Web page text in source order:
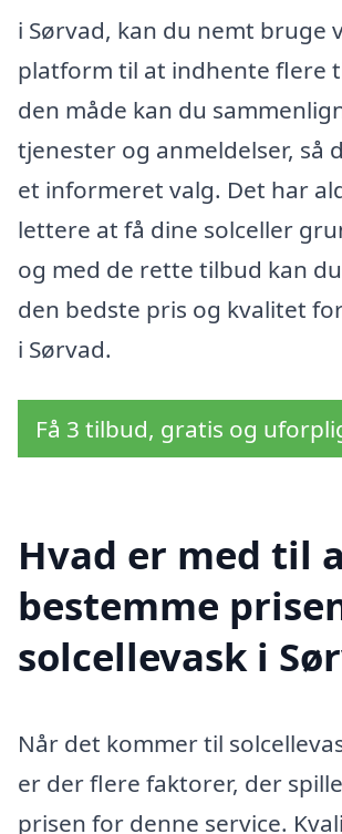
i Sørvad, kan du nemt bruge
platform til at indhente flere
den måde kan du
tjenester og anmeldelser, så
et informeret valg. Det har
lettere at få dine solceller
og med de rette tilbud kan
den bedste pris og kvalitet
i Sørvad.
Få 3 tilbud, gratis og
Hvad er med til
bestemme
solcellevask i
Når det kommer til
er der flere faktorer, der
prisen for denne service.